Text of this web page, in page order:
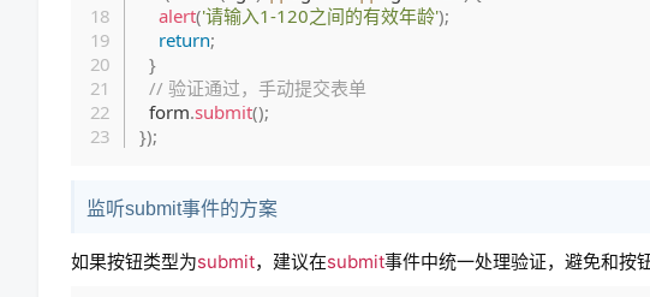
alert('请输入1-120之间的有效年龄');
return;
}
// 验证通过，手动提交表单
  form
.submit();
});
监听submit事件的方案
如果按钮类型为submit，建议在submit事件中统一处理验证，避免和按